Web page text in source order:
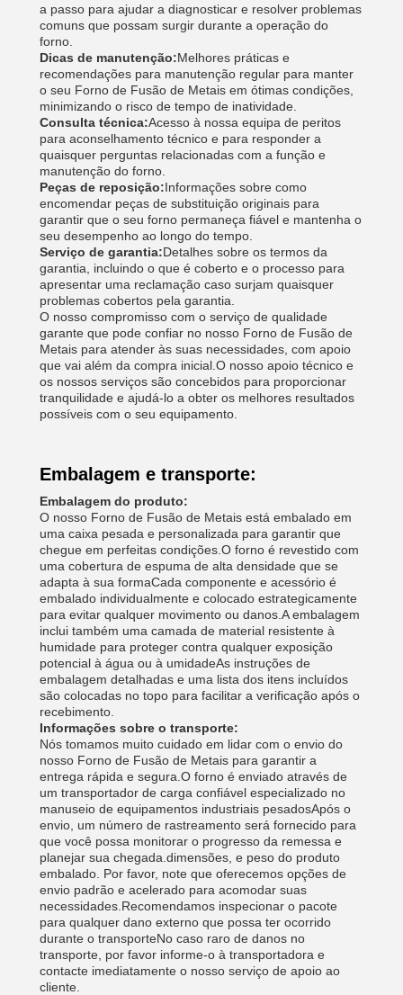
a passo para ajudar a diagnosticar e resolver problemas
comuns que possam surgir durante a operação do
forno.
Dicas de manutenção:Melhores práticas e
recomendações para manutenção regular para manter
o seu Forno de Fusão de Metais em ótimas condições,
minimizando o risco de tempo de inatividade.
Consulta técnica:Acesso à nossa equipa de peritos
para aconselhamento técnico e para responder a
quaisquer perguntas relacionadas com a função e
manutenção do forno.
Peças de reposição:Informações sobre como
encomendar peças de substituição originais para
garantir que o seu forno permaneça fiável e mantenha o
seu desempenho ao longo do tempo.
Serviço de garantia:Detalhes sobre os termos da
garantia, incluindo o que é coberto e o processo para
apresentar uma reclamação caso surjam quaisquer
problemas cobertos pela garantia.
O nosso compromisso com o serviço de qualidade
garante que pode confiar no nosso Forno de Fusão de
Metais para atender às suas necessidades, com apoio
que vai além da compra inicial.O nosso apoio técnico e
os nossos serviços são concebidos para proporcionar
tranquilidade e ajudá-lo a obter os melhores resultados
possíveis com o seu equipamento.
Embalagem e transporte:
Embalagem do produto:
O nosso Forno de Fusão de Metais está embalado em
uma caixa pesada e personalizada para garantir que
chegue em perfeitas condições.O forno é revestido com
uma cobertura de espuma de alta densidade que se
adapta à sua formaCada componente e acessório é
embalado individualmente e colocado estrategicamente
para evitar qualquer movimento ou danos.A embalagem
inclui também uma camada de material resistente à
humidade para proteger contra qualquer exposição
potencial à água ou à umidadeAs instruções de
embalagem detalhadas e uma lista dos itens incluídos
são colocadas no topo para facilitar a verificação após o
recebimento.
Informações sobre o transporte:
Nós tomamos muito cuidado em lidar com o envio do
nosso Forno de Fusão de Metais para garantir a
entrega rápida e segura.O forno é enviado através de
um transportador de carga confiável especializado no
manuseio de equipamentos industriais pesadosApós o
envio, um número de rastreamento será fornecido para
que você possa monitorar o progresso da remessa e
planejar sua chegada.dimensões, e peso do produto
embalado. Por favor, note que oferecemos opções de
envio padrão e acelerado para acomodar suas
necessidades.Recomendamos inspecionar o pacote
para qualquer dano externo que possa ter ocorrido
durante o transporteNo caso raro de danos no
transporte, por favor informe-o à transportadora e
contacte imediatamente o nosso serviço de apoio ao
cliente.